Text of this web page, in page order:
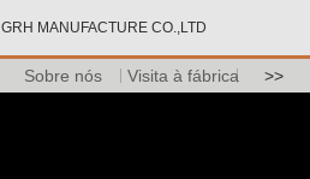
MANUFACTURE CO.,LTD
Sobre nós Visita à fábrica >>